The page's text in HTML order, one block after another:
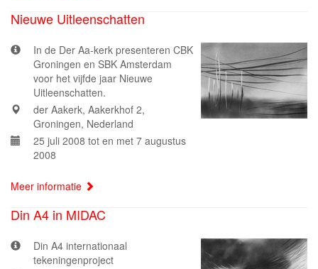
Nieuwe Uitleenschatten
In de Der Aa-kerk presenteren CBK
Groningen en SBK Amsterdam
voor het vijfde jaar Nieuwe
Uitleenschatten.
der Aakerk, Aakerkhof 2,
Groningen, Nederland
25 juli 2008 tot en met 7 augustus
2008
Meer informatie
Din A4 in MIDAC
Din A4 internationaal
tekeningenproject